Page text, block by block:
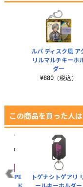
ルパ ディスク風 ア
リルマルチキーホ
ダー
¥880（税込）
この商品を買った人
HOPE
トゲナシトゲアリ